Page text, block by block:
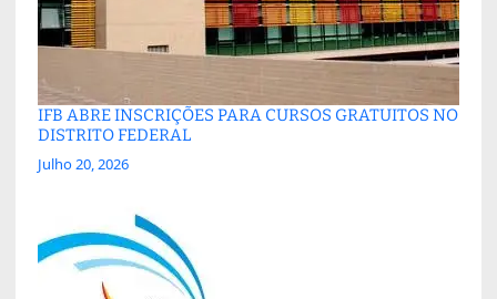
IFB ABRE INSCRIÇÕES PARA CURSOS GRATUITOS NO
DISTRITO FEDERAL
Julho 20, 2026